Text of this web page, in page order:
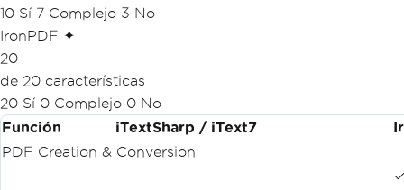
10 Sí 7 Complejo 3 No
IronPDF ✦
20
de 20 características
20 Sí 0 Complejo 0 No
Función
iTextSharp / iText7
PDF Creation & Conversion